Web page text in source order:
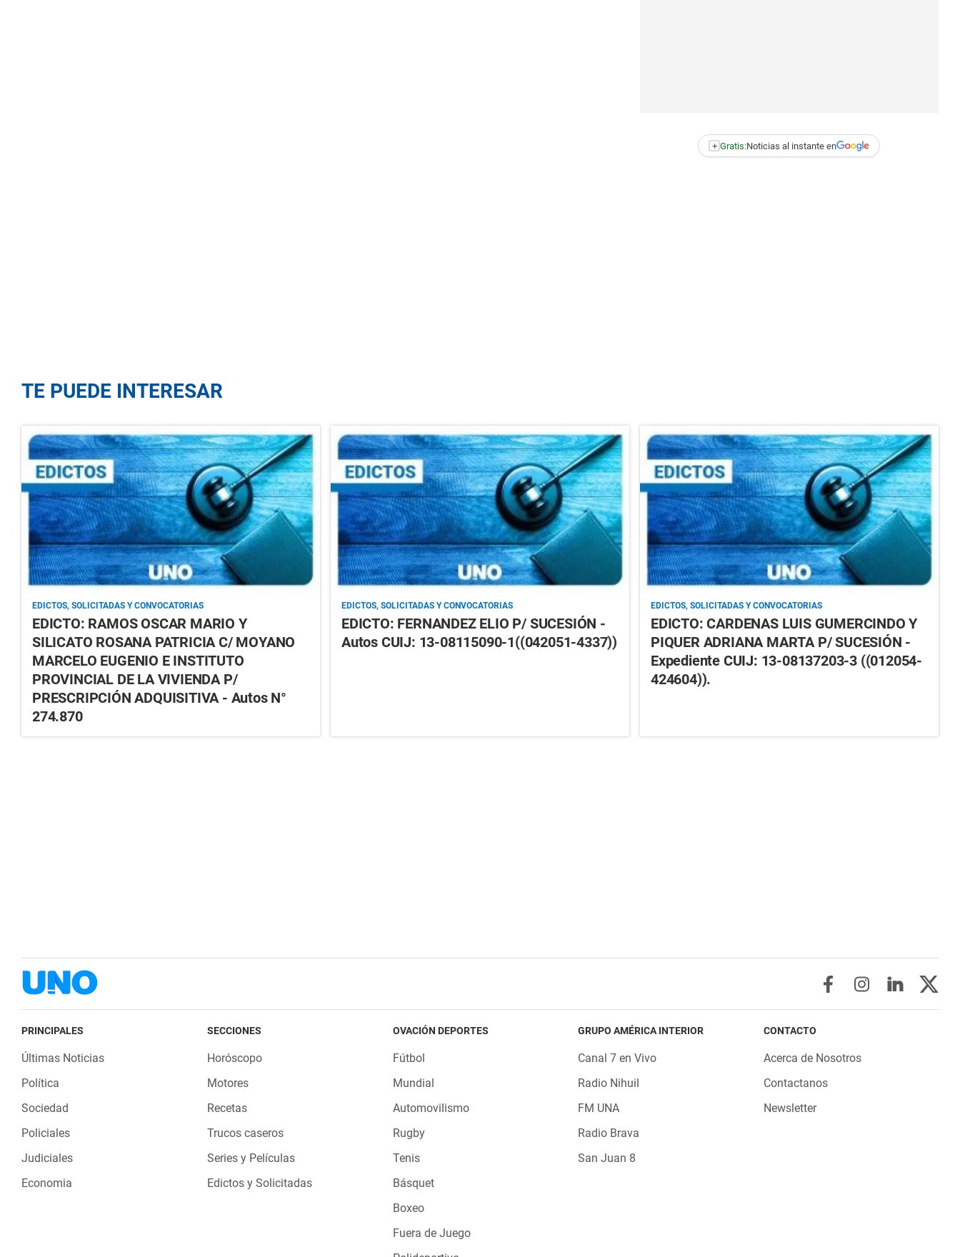
+ Gratis:Noticias al instante en
TE PUEDE INTERESAR
EDICTOS, SOLICITADAS Y CONVOCATORIAS
EDICTO: RAMOS OSCAR MARIO Y
SILICATO ROSANA PATRICIA C/ MOYANO
MARCELO EUGENIO E INSTITUTO
PROVINCIAL DE LA VIVIENDA P/
PRESCRIPCIÓN ADQUISITIVA - Autos N°
274.870
EDICTOS, SOLICITADAS Y CONVOCATORIAS
EDICTO: FERNANDEZ ELIO P/ SUCESIÓN -
Autos CUIJ: 13-08115090-1((042051-4337))
EDICTOS, SOLICITADAS Y CONVOCATORIAS
EDICTO: CARDENAS LUIS GUMERCINDO Y
PIQUER ADRIANA MARTA P/ SUCESIÓN -
Expediente CUIJ: 13-08137203-3 ((012054-
424604)).
PRINCIPALES
Últimas Noticias
Política
Sociedad
Policiales
Judiciales
Economia
SECCIONES
Horóscopo
Motores
Recetas
Trucos caseros
Series y Películas
Edictos y Solicitadas
OVACIÓN DEPORTES
Fútbol
Mundial
Automovilismo
Rugby
Tenis
Básquet
Boxeo
Fuera de Juego
GRUPO AMÉRICA INTERIOR
Canal 7 en Vivo
Radio Nihuil
FM UNA
Radio Brava
San Juan 8
CONTACTO
Acerca de Nosotros
Contactanos
Newsletter